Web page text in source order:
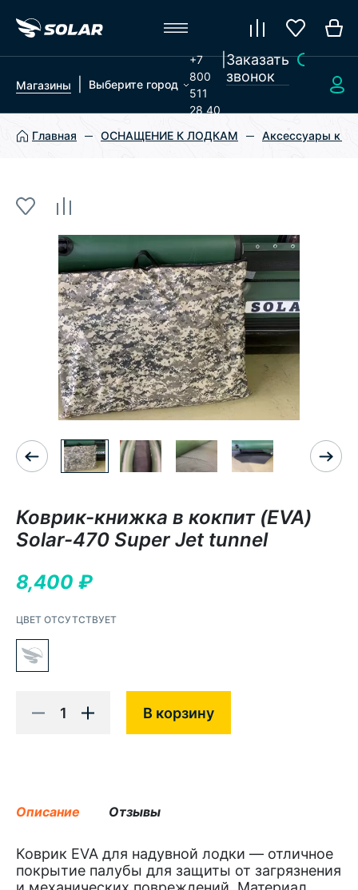
Магазины Выберите город
+7
800
511
28 40
|Заказать
звонок
Главная ОСНАЩЕНИЕ К ЛОДКАМ Аксессуары к
Коврик-книжка в кокпит (EVA)
Solar-470 Super Jet tunnel
8,400 ₽
ЦВЕТ ОТСУТСТВУЕТ
1 В корзину
Описание Отзывы
Коврик EVA для надувной лодки — отличное
покрытие палубы для защиты от загрязнения